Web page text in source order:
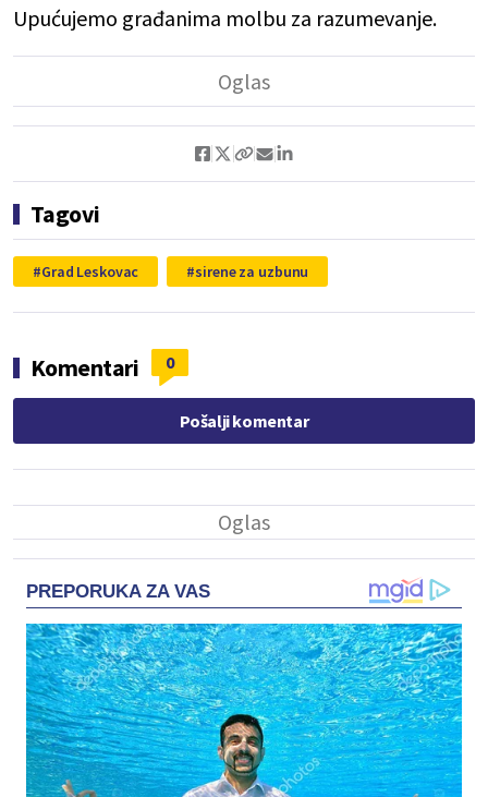
Upućujemo građanima molbu za razumevanje.
Tagovi
Grad Leskovac sirene za uzbunu
Komentari 0
Pošalji komentar
PREPORUKA ZA VAS